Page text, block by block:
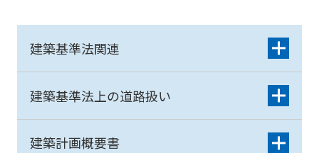
建築基準法関連
建築基準法上の道路扱い
建築計画概要書